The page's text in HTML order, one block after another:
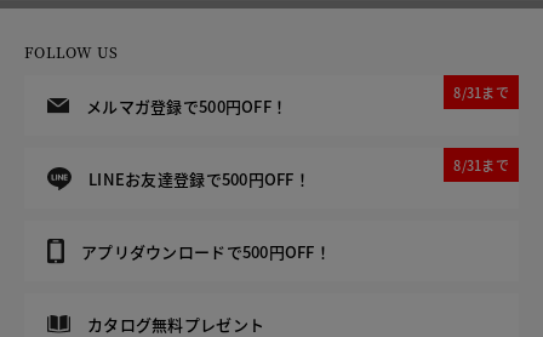
FOLLOW US
メルマガ登録で500円OFF！
8/31まで
LINEお友達登録で500円OFF！
8/31まで
アプリダウンロードで500円OFF！
カタログ無料プレゼント